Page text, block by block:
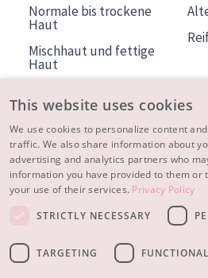
Normale bis trockene
Haut
Mischhaut und fettige
Haut
Haut
ÜBER DIADERMINE
Mehr über uns
Inspiration
This website uses cookies
We use cookies to personalize content
traffic. We also share information about
advertising and analytics partners who
information you have provided to them or
your use of their services. Privacy Policy
STRICTLY NECESSARY
TARGETING